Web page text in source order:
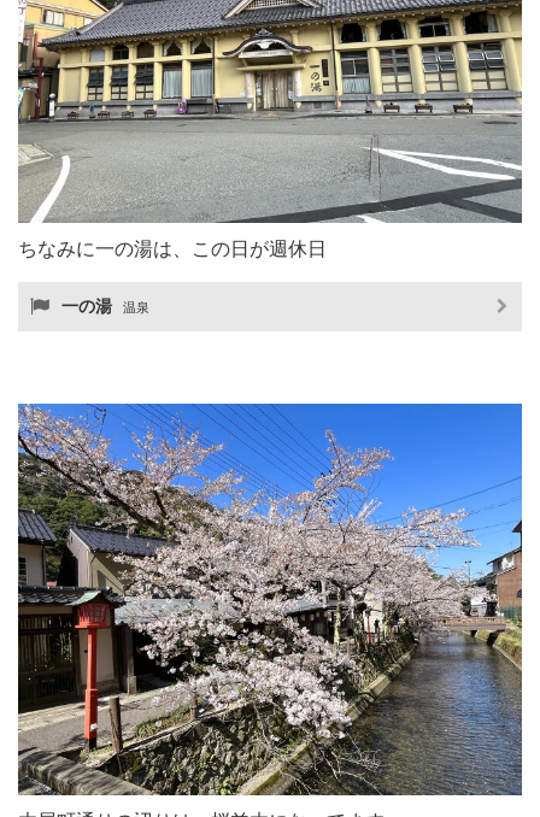
ちなみに一の湯は、この日が週休日
一の湯 温泉